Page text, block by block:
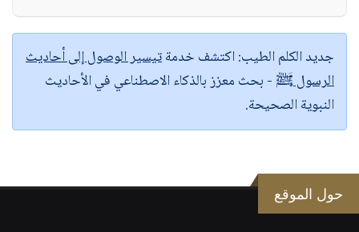
جديد الكلم الطيب:اكتشف خدمةتيسير الوصول إلى أحاديث
الرسول ﷺ - بحث معزز بالذكاء الاصطناعي في الأحاديث
النبوية الصحيحة.
حول الموقع